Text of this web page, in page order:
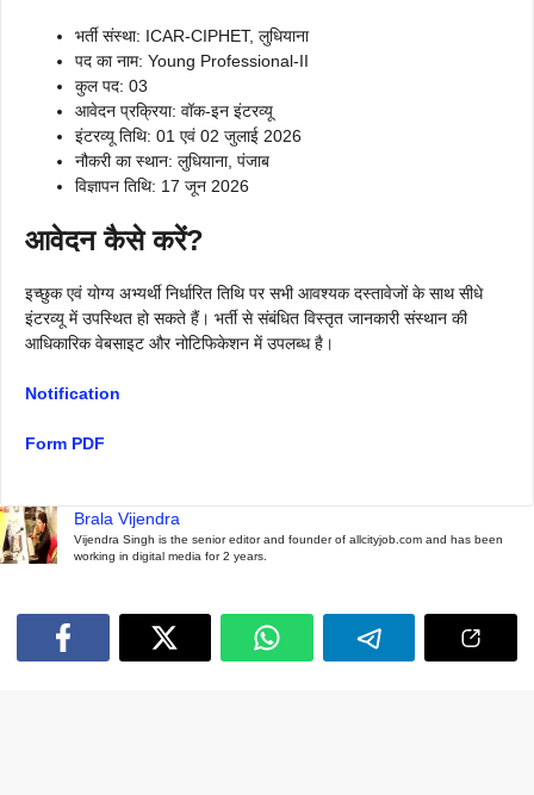
भर्ती संस्था: ICAR-CIPHET, लुधियाना
पद का नाम: Young Professional-II
कुल पद: 03
आवेदन प्रक्रिया: वॉक-इन इंटरव्यू
इंटरव्यू तिथि: 01 एवं 02 जुलाई 2026
नौकरी का स्थान: लुधियाना, पंजाब
विज्ञापन तिथि: 17 जून 2026
आवेदन कैसे करें?
इच्छुक एवं योग्य अभ्यर्थी निर्धारित तिथि पर सभी आवश्यक दस्तावेजों के साथ सीधे
इंटरव्यू में उपस्थित हो सकते हैं। भर्ती से संबंधित विस्तृत जानकारी संस्थान की
आधिकारिक वेबसाइट और नोटिफिकेशन में उपलब्ध है।
Notification
Form PDF
Brala Vijendra
Vijendra Singh is the senior editor and founder of allcityjob.com and has been
working in digital media for 2 years.